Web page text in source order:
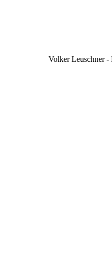
Volker Leuschner -